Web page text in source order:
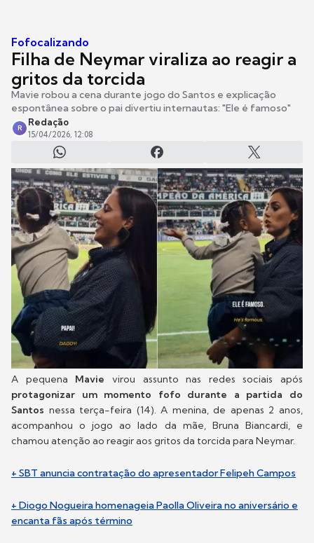
Fofocalizando
Filha de Neymar viraliza ao reagir a
gritos da torcida
Mavie robou a cena durante jogo do Santos e explicação
espontânea sobre o pai divertiu internautas: "Ele é famoso"
R
Redação
15/04/2026, 12:08
A pequena Mavie virou assunto nas redes sociais após
protagonizar um momento fofo durante a partida do
Santos nessa terça-feira (14). A menina, de apenas 2 anos,
acompanhou o jogo ao lado da mãe, Bruna Biancardi, e
chamou atenção ao reagir aos gritos da torcida para Neymar.
+ SBT anuncia contratação do apresentador Felipeh Campos
+ Diogo Nogueira homenageia Paolla Oliveira no aniversário e
encanta fãs após término